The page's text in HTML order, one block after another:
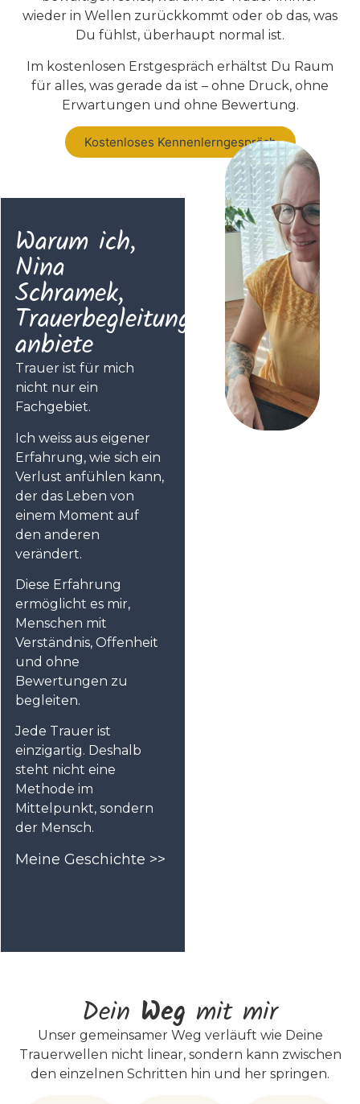
wieder in Wellen zurückkommt oder ob das, was
Du fühlst, überhaupt normal ist.
Im kostenlosen Erstgespräch erhältst Du Raum
für alles, was gerade da ist – ohne Druck, ohne
Erwartungen und ohne Bewertung.
Kostenloses Kennenlerngespräch
Warum ich,
Nina
Schramek,
Trauerbegleitung
anbiete
Trauer ist für mich
nicht nur ein
Fachgebiet.
Ich weiss aus eigener
Erfahrung, wie sich ein
Verlust anfühlen kann,
der das Leben von
einem Moment auf
den anderen
verändert.
Diese Erfahrung
ermöglicht es mir,
Menschen mit
Verständnis, Offenheit
und ohne
Bewertungen zu
begleiten.
Jede Trauer ist
einzigartig. Deshalb
steht nicht eine
Methode im
Mittelpunkt, sondern
der Mensch.
Meine Geschichte >>
Dein Weg mit mir
Unser gemeinsamer Weg verläuft wie Deine
Trauerwellen nicht linear, sondern kann zwischen
den einzelnen Schritten hin und her springen.